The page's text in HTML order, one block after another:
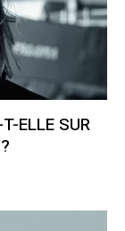
ELLE SUR